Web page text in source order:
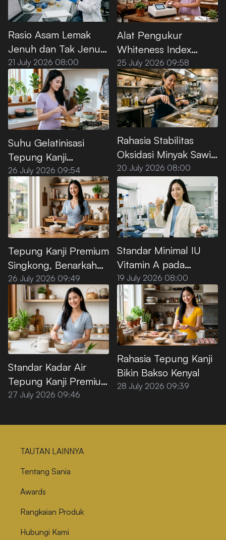
Rasio Asam Lemak
Jenuh dan Tak Jenuh
pada Minyak Sawit
Premium
21 July 2026 08:00
Alat Pengukur
Whiteness Index
Tepung Kanji Premium
25 July 2026 09:58
Suhu Gelatinisasi
Tepung Kanji
Premium, Ini Titik
Optimalnya
26 July 2026 09:54
Rahasia Stabilitas
Oksidasi Minyak Sawit
Premium untuk Deep
Frying
20 July 2026 08:00
Tepung Kanji Premium
Singkong, Benarkah
100% Bebas Gluten?
26 July 2026 09:49
Standar Minimal IU
Vitamin A pada
Minyak Goreng Sawit
Premium
19 July 2026 08:00
Standar Kadar Air
Tepung Kanji Premium
agar Tidak
27 July 2026 09:46
Rahasia Tepung Kanji
Bikin Bakso Kenyal
28 July 2026 09:39
TAUTAN LAINNYA
Tentang Sania
Awards
Rangkaian Produk
Hubungi Kami